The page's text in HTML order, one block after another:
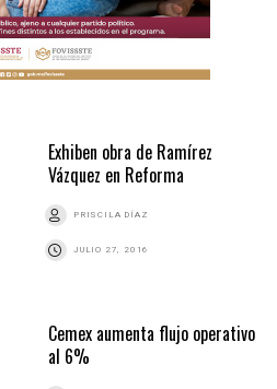
Exhiben obra de Ramírez
Vázquez en Reforma
PRISCILA DÍAZ
JULIO 27, 2016
Cemex aumenta flujo operativo
al 6%